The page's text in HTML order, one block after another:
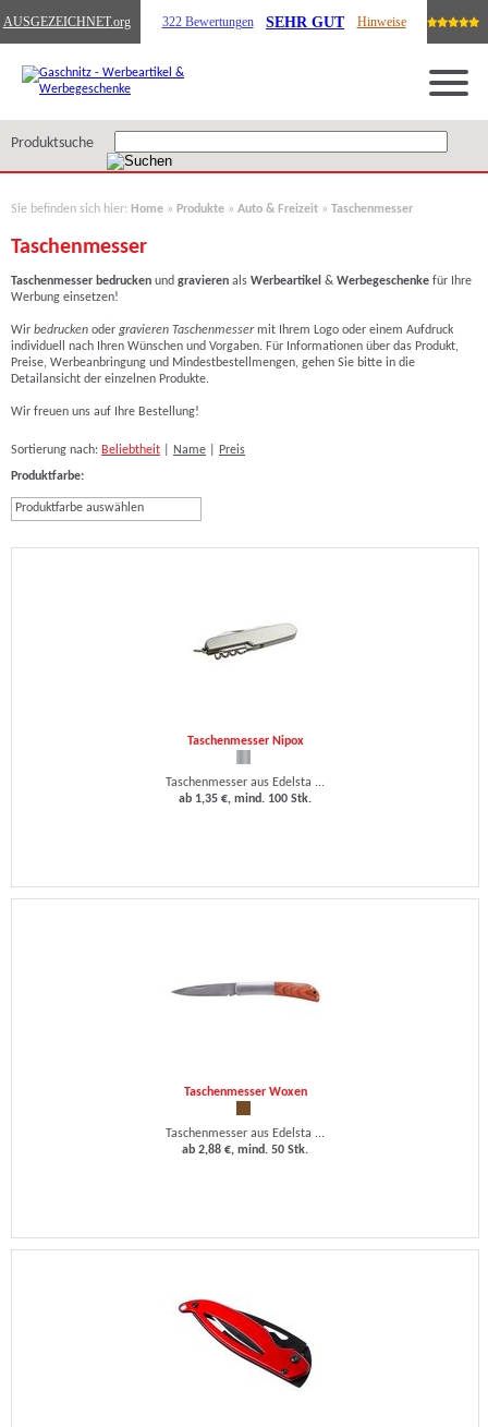
AUSGEZEICHNET.org 322 Bewertungen SEHR GUT Hinweise
Produktsuche
Sie befinden sich hier: Home » Produkte » Auto & Freizeit » Taschenmesser
Taschenmesser
Taschenmesser bedrucken und gravieren als Werbeartikel & Werbegeschenke für Ihre
Werbung einsetzen!
Wir bedrucken oder gravieren Taschenmesser mit Ihrem Logo oder einem Aufdruck
individuell nach Ihren Wünschen und Vorgaben. Für Informationen über das Produkt,
Preise, Werbeanbringung und Mindestbestellmengen, gehen Sie bitte in die
Detailansicht der einzelnen Produkte.
Wir freuen uns auf Ihre Bestellung!
Sortierung nach: Beliebtheit Name
Preis
Produktfarbe:
Produktfarbe auswählen
Taschenmesser Nipox
Taschenmesser aus Edelsta ...
ab 1,35 €, mind. 100 Stk.
Taschenmesser Woxen
Taschenmesser aus Edelsta ...
ab 2,88 €, mind. 50 Stk.